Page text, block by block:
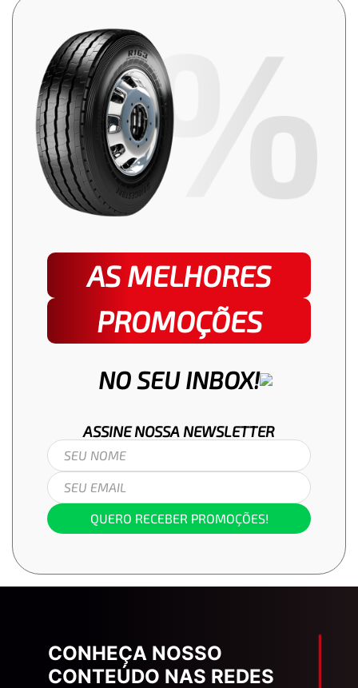
AS MELHORES
PROMOÇÕES
NO SEU INBOX!
ASSINE NOSSA NEWSLETTER
QUERO RECEBER PROMOÇÕES!
CONHEÇA NOSSO
CONTEÚDO NAS REDES